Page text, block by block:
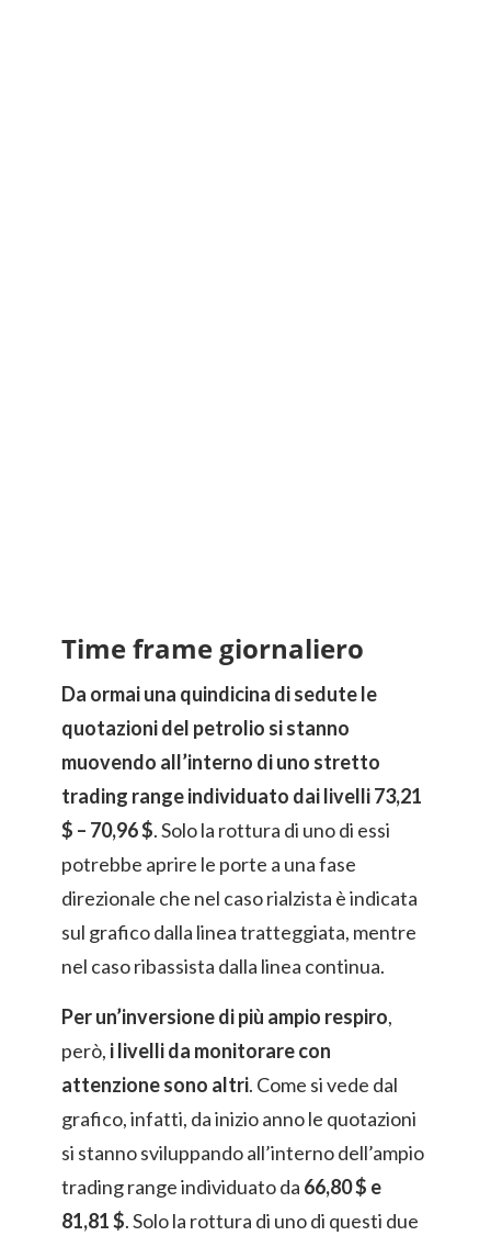
Time frame giornaliero
Da ormai una quindicina di sedute le
quotazioni del petrolio si stanno
muovendo all’interno di uno stretto
trading range individuato dai livelli 73,21
$ – 70,96 $. Solo la rottura di uno di essi
potrebbe aprire le porte a una fase
direzionale che nel caso rialzista è indicata
sul grafico dalla linea tratteggiata, mentre
nel caso ribassista dalla linea continua.
Per un’inversione di più ampio respiro,
però, i livelli da monitorare con
attenzione sono altri. Come si vede dal
grafico, infatti, da inizio anno le quotazioni
si stanno sviluppando all’interno dell’ampio
trading range individuato da 66,80 $ e
81,81 $. Solo la rottura di uno di questi due